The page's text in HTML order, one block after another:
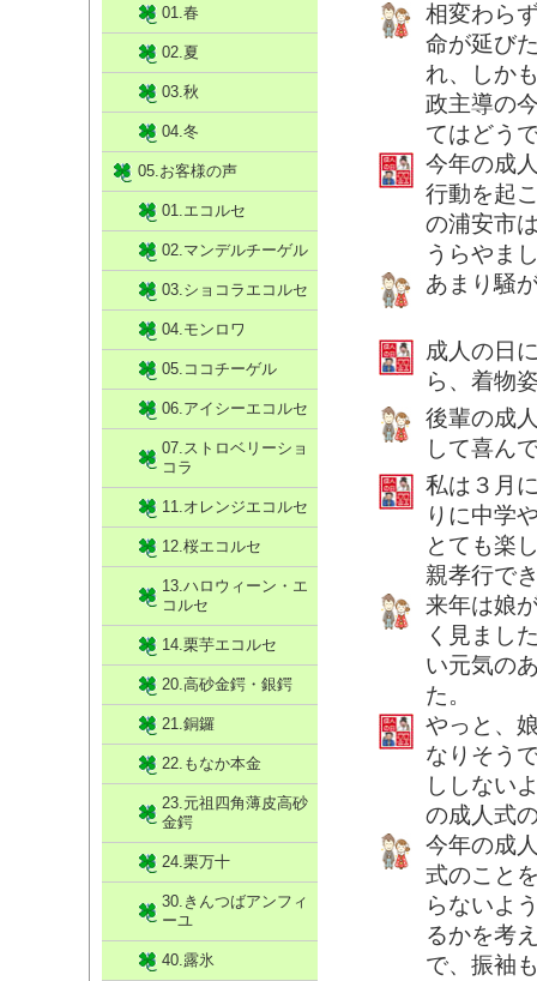
相変わら
命が延び
れ、しか
政主導の
てはどう
今年の成
行動を起
の浦安市
うらやま
あまり騒
成人の日
ら、着物
後輩の成
して喜ん
私は３月
りに中学
とても楽
親孝行で
来年は娘
く見まし
い元気の
た。
やっと、
なりそう
ししない
の成人式
今年の成
式のこと
らないよ
るかを考
で、振袖
01.春
02.夏
03.秋
04.冬
05.お客様の声
01.エコルセ
02.マンデルチーゲル
03.ショコラエコルセ
04.モンロワ
05.ココチーゲル
06.アイシーエコルセ
07.ストロベリーショ
コラ
11.オレンジエコルセ
12.桜エコルセ
13.ハロウィーン・エ
コルセ
14.栗芋エコルセ
20.高砂金鍔・銀鍔
21.銅鑼
22.もなか本金
23.元祖四角薄皮高砂
金鍔
24.栗万十
30.きんつばアンフィ
ーユ
40.露氷